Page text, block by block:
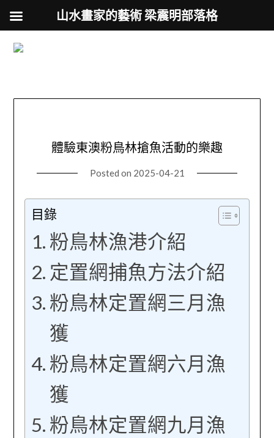
體驗東澳粉鳥林搶魚活動的樂趣
Posted on 2025-04-21
目錄
粉鳥林漁港介紹
定置網捕魚方法介紹
粉鳥林定置網三月漁
獲
粉鳥林定置網六月漁
獲
粉鳥林定置網九月漁
山水畫家的藝術 梁震明部落格